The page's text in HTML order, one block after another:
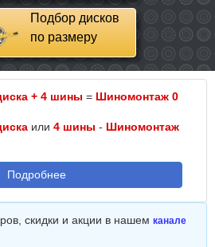
Подбор дисков
по размеру
+ 4 шины = Шиномонтаж 0
или 4 шины - Шиномонтаж
Подробнее
скидки и акции в нашем канале